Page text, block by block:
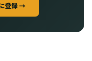
登録 →